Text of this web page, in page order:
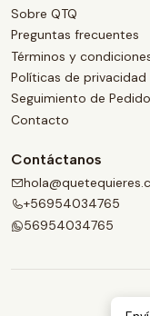
Sobre QTQ
Preguntas frecuentes
Términos y
Políticas de privacidad
Seguimiento de
Contacto
Contáctanos
+56954034765
56954034765